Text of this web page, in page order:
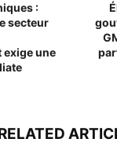
:
secteur
une